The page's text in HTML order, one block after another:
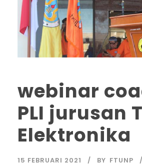
webinar
PLI jurusan
Elektronika
15 FEBRUARI 2021 BY FTUNP